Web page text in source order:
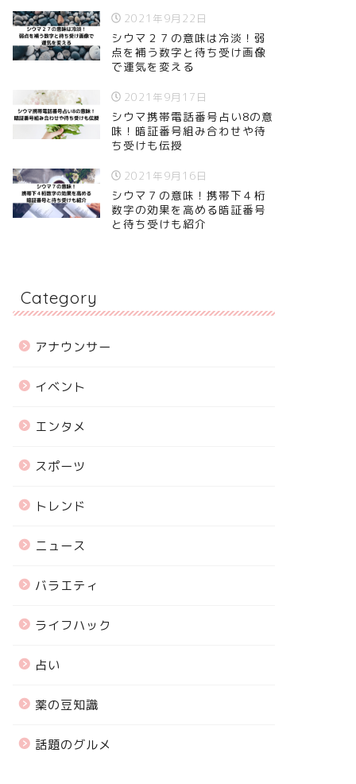
2021年9月22日
シウマ２７の意味は冷淡！弱
点を補う数字と待ち受け画像
で運気を変える
2021年9月17日
シウマ携帯電話番号占い8の意
味！暗証番号組み合わせや待
ち受けも伝授
2021年9月16日
シウマ７の意味！携帯下４桁
数字の効果を高める暗証番号
と待ち受けも紹介
Category
アナウンサー
イベント
エンタメ
スポーツ
トレンド
ニュース
バラエティ
ライフハック
占い
薬の豆知識
話題のグルメ